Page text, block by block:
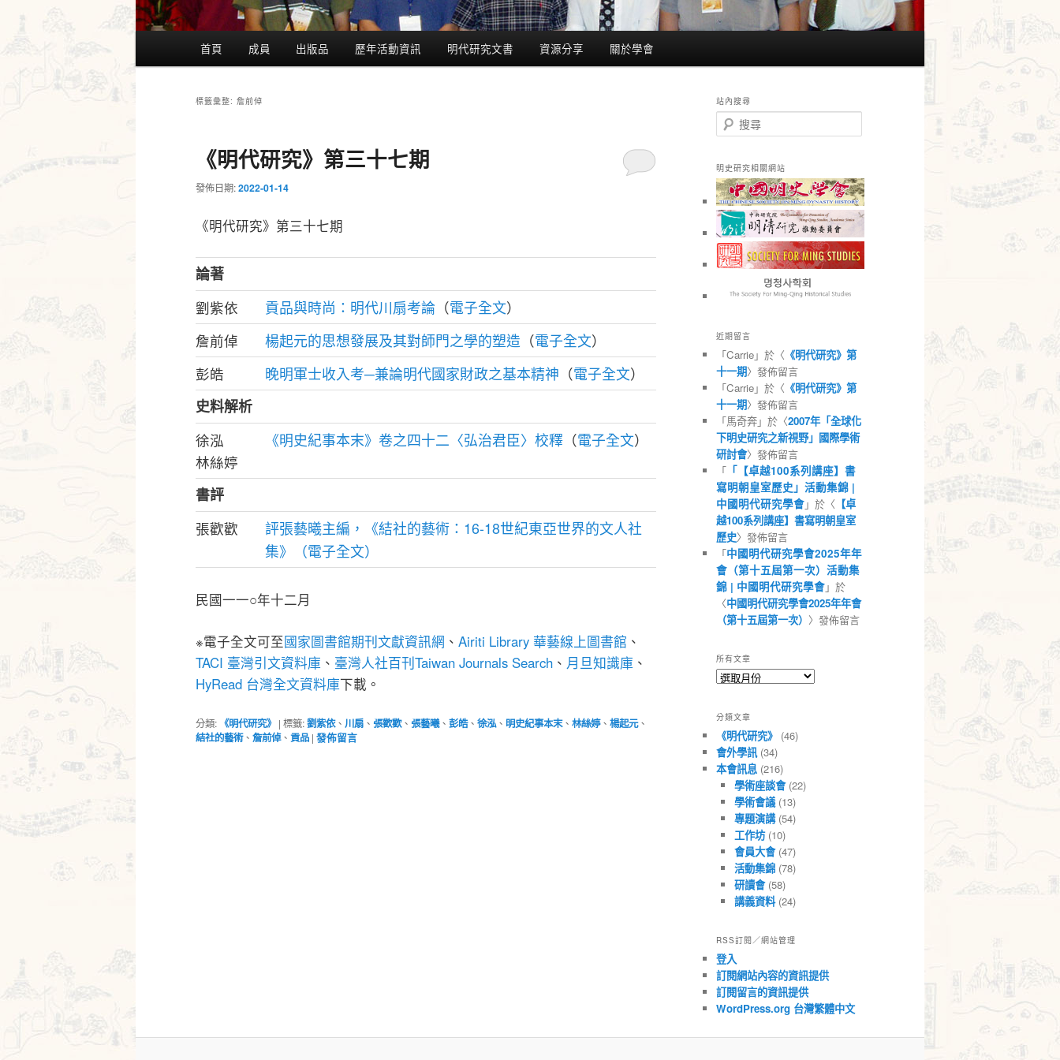
首頁 成員 出版品 歷年活動資訊 明代研究文書 資源分享 關於學會
標籤彙整: 詹前倬
《明代研究》第三十七期
發佈日期:2022-01-14
《明代研究》第三十七期
論著
劉紫依 貢品與時尚：明代川扇考論 （電子全文）
詹前倬
楊起元的思想發展及其對師門之學的塑造 （電子全文）
彭皓
晚明軍士收入考─兼論明代國家財政之基本精神 （電子全文）
史料解析
徐泓
林絲婷
《明史紀事本末》卷之四十二〈弘治君臣〉校釋 （電子全文）
書評
張歡歡
評張藝曦主編，《結社的藝術：16-18世紀東亞世界的文人社
集》（電子全文）
民國一一○年十二月
※電子全文可至國家圖書館期刊文獻資訊網 、 Airiti Library 華藝線上圖書館 、
TACI 臺灣引文資料庫 、 臺灣人社百刊Taiwan Journals Search 、 月旦知識庫 、
HyRead 台灣全文資料庫下載。
分類: 《明代研究》 | 標籤:劉紫依、 川扇 、 張歡歡、 張藝曦、 彭皓、 徐泓、 明史紀事本末、 林絲婷、 楊起元、
結社的藝術、 詹前倬、 貢品 | 發佈留言
站內搜尋
搜
尋
明史研究相關網站
近期留言
「Carrie」於〈 《明代研究》第
十一期〉發佈留言
「Carrie」於〈 《明代研究》第
十一期〉發佈留言
「馬奇奔」於〈2007年「全球化
下明史研究之新視野」國際學術
研討會〉發佈留言
「 「【卓越100系列講座】書
寫明朝皇室歷史」活動集錦 |
中國明代研究學會」於〈 【卓
越100系列講座】書寫明朝皇室
歷史〉發佈留言
「中國明代研究學會2025年年
會（第十五屆第一次）活動集
錦 | 中國明代研究學會」於
〈中國明代研究學會2025年年會
（第十五屆第一次） 〉發佈留言
所有文章
所
章
分類文章
《明代研究》 (46)
會外學訊 (34)
本會訊息 (216)
學術座談會(22)
學術會議(13)
專題演講(54)
工作坊(10)
會員大會(47)
活動集錦(78)
研讀會(58)
講義資料(24)
RSS訂閱／網站管理
登入
訂閱網站內容的資訊提供
訂閱留言的資訊提供
WordPress.org 台灣繁體中文